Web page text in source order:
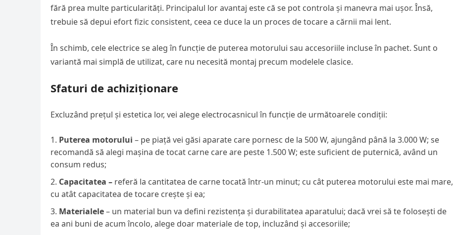
fără prea multe particularități. Principalul lor avantaj este că se pot controla și manevra mai ușor. Însă,
trebuie să depui efort fizic consistent, ceea ce duce la un proces de tocare a cărnii mai lent.
În schimb, cele electrice se aleg în funcție de puterea motorului sau accesoriile incluse în pachet. Sunt o
variantă mai simplă de utilizat, care nu necesită montaj precum modelele clasice.
Sfaturi de achiziționare
Excluzând prețul și estetica lor, vei alege electrocasnicul în funcție de următoarele condiții:
Puterea motorului – pe piață vei găsi aparate care pornesc de la 500 W, ajungând până la 3.000 W; se
recomandă să alegi mașina de tocat carne care are peste 1.500 W; este suficient de puternică, având un
consum redus;
Capacitatea – referă la cantitatea de carne tocată într-un minut; cu cât puterea motorului este mai mare,
cu atât capacitatea de tocare crește și ea;
Materialele– un material bun va defini rezistența și durabilitatea aparatului; dacă vrei să te folosești de
ea ani buni de acum încolo, alege doar materiale de top, incluzând și accesoriile;